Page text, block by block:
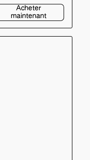
Acheter
maintenant